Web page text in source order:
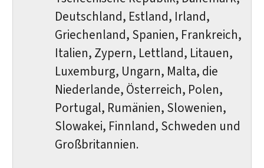
Deutschland, Estland, Irland,
Griechenland, Spanien, Frankreich,
Italien, Zypern, Lettland, Litauen,
Luxemburg, Ungarn, Malta, die
Niederlande, Österreich, Polen,
Portugal, Rumänien, Slowenien,
Slowakei, Finnland, Schweden und
Großbritannien.